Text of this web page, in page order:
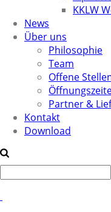
KKLW
News
Über uns
Philosophie
Team
Offene
Partner &
Kontakt
Download